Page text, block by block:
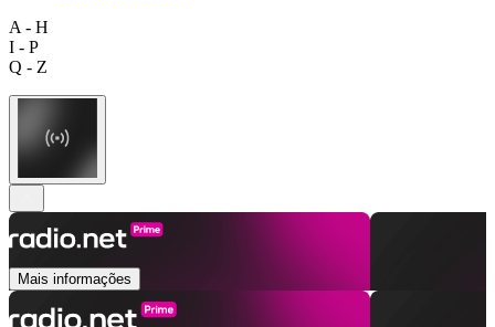
A - H
I - P
Q - Z
Mais informações